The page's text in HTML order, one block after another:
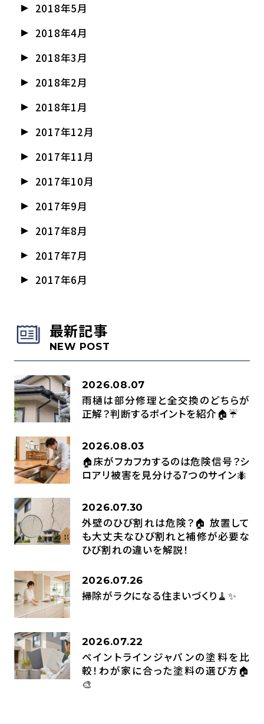
2018年5月
2018年4月
2018年3月
2018年2月
2018年1月
2017年12月
2017年11月
2017年10月
2017年9月
2017年8月
2017年7月
2017年6月
最新記事
NEW POST
2026.08.07
雨樋は部分修理と全交換のどちらが
正解？判断するポイントを紹介🏠☔
2026.08.03
🏠床がフカフカするのは危険信号？シ
ロアリ被害を見分ける7つのサイン🐜
2026.07.30
外壁のひび割れは危険？🏠 放置して
も大丈夫なひび割れと補修が必要な
ひび割れの違いを解説！
2026.07.26
掃除がラクになる住まいづくり🧹✨
2026.07.22
ペイントラインジャパンの塗料を比
較！わが家に合った塗料の選び方🏠
🎨